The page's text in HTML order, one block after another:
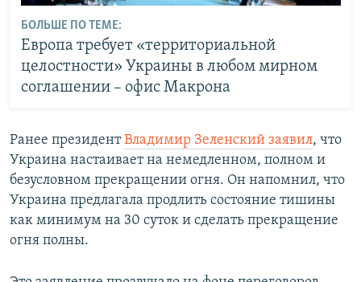
БОЛЬШЕ ПО ТЕМЕ:
Европа требует «территориальной
целостности» Украины в любом мирном
соглашении – офис Макрона
Ранее президентВладимир Зеленский заявил, что
Украина настаивает на немедленном, полном и
безусловном прекращении огня. Он напомнил, что
Украина предлагала продлить состояние тишины
как минимум на 30 суток и сделать прекращение
огня полны.